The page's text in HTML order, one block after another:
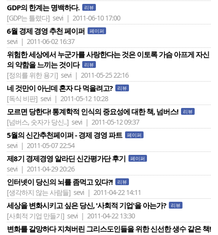
GDP의 한계는 명백하다. 리뷰
[GDP는 틀렸다] sevi | 2011-06-10 17:00
6월 경제 경영 추천 페이퍼 페이퍼
sevi | 2011-06-02 16:37
위험한 세상에서 누군가를 사랑한다는 것은 이토록 가슴 아프게 자신
의 약함을 느끼는 것이다
리뷰
[정의를 위한 용기] sevi | 2011-05-25 22:16
네 것만이 아닌데 혼자 다 먹을려고? 리뷰
[독식 비판] sevi | 2011-05-12 10:28
모르면 당한다! 통계학적 인식의 중요성에 대한 책, 넘버스! 리뷰
[넘버스, 숫자가 당신..] sevi | 2011-05-12 09:37
5월의 신간추천페이퍼 - 경제 경영 파트 페이퍼
sevi | 2011-05-07 22:54
제8기 경제경영 알라딘 신간평가단 후기 페이퍼
sevi | 2011-04-29 20:26
인터넷이 당신의 뇌를 좀먹고 있다?! 리뷰
[생각하지 않는 사람들] sevi | 2011-04-22 14:11
세상을 변화시키고 싶은 당신, '사회적 기업'을 아는가? 리뷰
[사회적 기업 만들기] sevi | 2011-04-22 13:30
변화를 갈망하다 지쳐버린 그리스도인들을 위한 신선한 생수 같은 책!